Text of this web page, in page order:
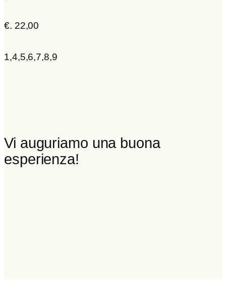
€. 22,00
1,4,5,6,7,8,9
Vi auguriamo una buona
esperienza!